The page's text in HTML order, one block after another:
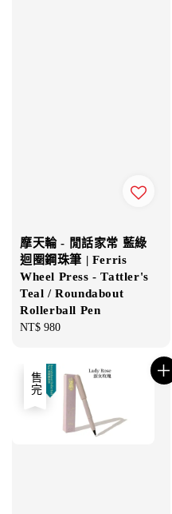
摩天輪 - 閒話家常 藍綠
迴圈鋼珠筆 | Ferris
Wheel Press - Tattler's
Teal / Roundabout
Rollerball Pen
Regular
NT$ 980
售完